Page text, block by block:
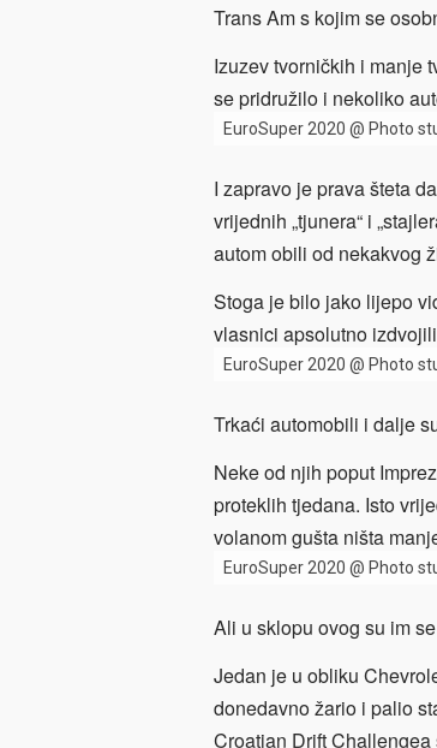
Trans Am s kojim se
Izuzev tvorničkih i manje
se pridružilo i nekoliko
EuroSuper 2020 @ Photo
I zapravo je prava šteta
vrijednih „tjunera“ i
autom obili od nekakvog
Stoga je bilo jako lijepo
vlasnici apsolutno
EuroSuper 2020 @ Photo
Trkaći automobili i dalje
Neke od njih poput
proteklih tjedana. Isto
volanom gušta ništa
EuroSuper 2020 @ Photo
Ali u sklopu ovog su im
Jedan je u obliku
donedavno žario i palio
Croatian Drift